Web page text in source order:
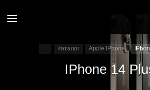
Каталог Apple IPhone
IPhone 14